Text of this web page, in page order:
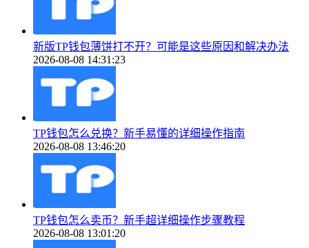
新版TP钱包薄饼打不开？可能是这些原因和解决办法
2026-08-08 14:31:23
TP钱包怎么兑换？新手易懂的详细操作指南
2026-08-08 13:46:20
TP钱包怎么卖币？新手超详细操作步骤教程
2026-08-08 13:01:20